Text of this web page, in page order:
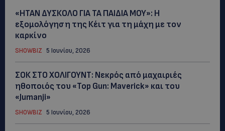
«ΗΤΑΝ ΔΥΣΚΟΛΟ ΓΙΑ ΤΑ ΠΑΙΔΙΑ ΜΟΥ»: Η
εξομολόγηση της Κέιτ για τη μάχη με τον
καρκίνο
SHOWBIZ 5 Ιουνίου, 2026
ΣΟΚ ΣΤΟ ΧΟΛΙΓΟΥΝΤ: Νεκρός από μαχαιριές
ηθοποιός του «Top Gun: Maverick» και του
«Jumanji»
SHOWBIZ 5 Ιουνίου, 2026